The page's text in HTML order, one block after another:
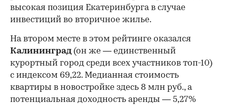
высокая позиция Екатеринбурга в случае
инвестиций во вторичное жилье.
На втором месте в этом рейтинге оказался
Калининград (он же — единственный
курортный город среди всех участников топ-10)
с индексом 69,22. Медианная стоимость
квартиры в новостройке здесь 8 млн руб., а
потенциальная доходность аренды — 5,27%